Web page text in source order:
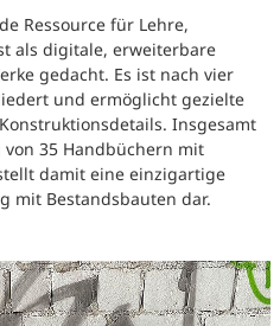
Ressource für Lehre,
als digitale, erweiterbare
gedacht. Es ist nach vier
und ermöglicht gezielte
Insgesamt
35 Handbüchern mit
damit eine einzigartige
mit Bestandsbauten dar.